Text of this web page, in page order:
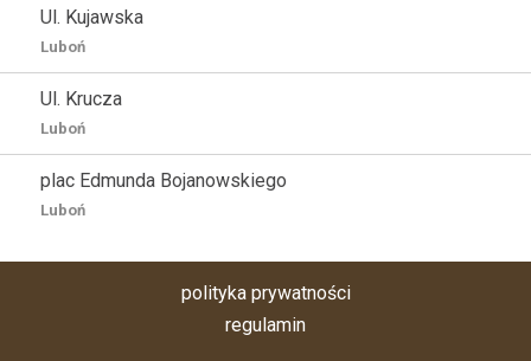
Ul. Kujawska
Luboń
Ul. Krucza
Luboń
plac Edmunda Bojanowskiego
Luboń
polityka prywatności
regulamin